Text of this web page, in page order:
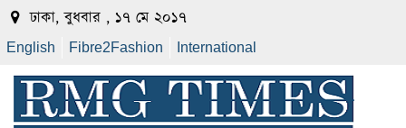
ঢাকা, বুধবার , ১৭ মে ২০১৭
English Fibre2Fashion International